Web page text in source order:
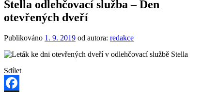
Stella odlehčovací služba – Den
otevřených dveří
Publikováno 1. 9. 2019 od autora: redakce
Sdílet